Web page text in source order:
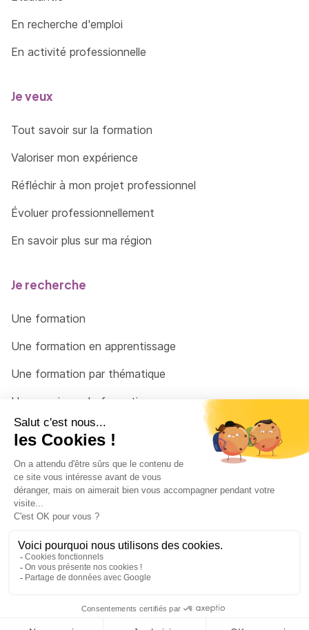
En recherche d'emploi
En activité professionnelle
Je veux
Tout savoir sur la formation
Valoriser mon expérience
Réfléchir à mon projet professionnel
Évoluer professionnellement
En savoir plus sur ma région
Je recherche
Une formation
Une formation en apprentissage
Une formation par thématique
Un organisme de formation
Un conseiller
Une solution pour raccrocher
© 2026 - Côté Formations - par Via Compétences
Menu Pied de page
Mentions Légales
Politique de confidentialité